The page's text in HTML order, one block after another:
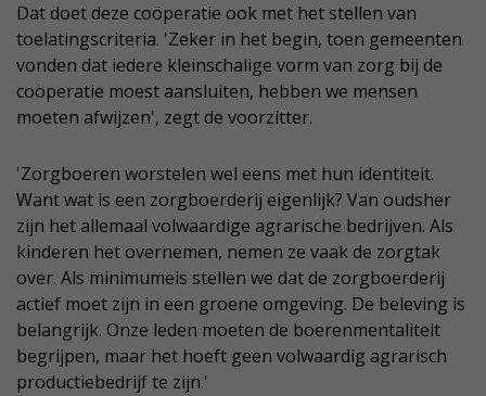
Dat doet deze coöperatie ook met het stellen van
toelatingscriteria. 'Zeker in het begin, toen gemeenten
vonden dat iedere kleinschalige vorm van zorg bij de
coöperatie moest aansluiten, hebben we mensen
moeten afwijzen', zegt de voorzitter.
'Zorgboeren worstelen wel eens met hun identiteit.
Want wat is een zorgboerderij eigenlijk? Van oudsher
zijn het allemaal volwaardige agrarische bedrijven. Als
kinderen het overnemen, nemen ze vaak de zorgtak
over. Als minimumeis stellen we dat de zorgboerderij
actief moet zijn in een groene omgeving. De beleving is
belangrijk. Onze leden moeten de boerenmentaliteit
begrijpen, maar het hoeft geen volwaardig agrarisch
productiebedrijf te zijn.'